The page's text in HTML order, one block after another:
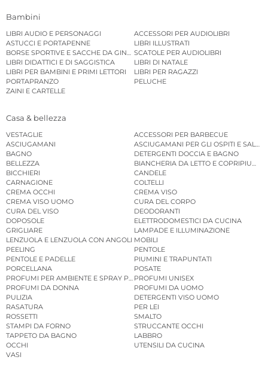
Bambini
LIBRI AUDIO E PERSONAGGI
ACCESSORI PER AUDIOLIBRI
ASTUCCI E PORTAPENNE
LIBRI ILLUSTRATI
BORSE SPORTIVE E SACCHE DA GINNASTICASCATOLE PER AUDIOLIBRI
LIBRI DIDATTICI E DI SAGGISTICA
LIBRI DI NATALE
LIBRI PER BAMBINI E PRIMI LETTORI
LIBRI PER RAGAZZI
PORTAPRANZO
PELUCHE
ZAINI E CARTELLE
Casa & bellezza
VESTAGLIE
ACCESSORI PER BARBECUE
ASCIUGAMANI
ASCIUGAMANI PER GLI OSPITI E
BAGNO
DETERGENTI DOCCIA E BAGNO
BELLEZZA
BIANCHERIA DA LETTO E COPRIPIUMINI
BICCHIERI
CANDELE
CARNAGIONE
COLTELLI
CREMA OCCHI
CREMA VISO
CREMA VISO UOMO
CURA DEL CORPO
CURA DEL VISO
DEODORANTI
DOPOSOLE
ELETTRODOMESTICI DA CUCINA
GRIGLIARE
LAMPADE E ILLUMINAZIONE
LENZUOLA E LENZUOLA CON ANGOLI MOBILI
PEELING
PENTOLE
PENTOLE E PADELLE
PIUMINI E TRAPUNTATI
PORCELLANA
POSATE
PROFUMI PER AMBIENTE E SPRAY PER AMBIENTE
PROFUMI UNISEX
PROFUMI DA DONNA
PROFUMI DA UOMO
PULIZIA
DETERGENTI VISO UOMO
RASATURA
PER LEI
ROSSETTI
SMALTO
STAMPI DA FORNO
STRUCCANTE OCCHI
TAPPETO DA BAGNO
LABBRO
OCCHI
UTENSILI DA CUCINA
VASI